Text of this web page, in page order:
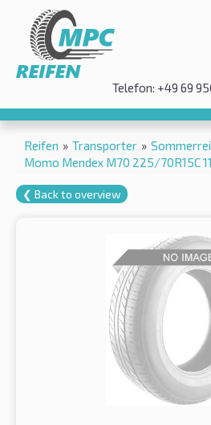
Telefon: +49 69
Reifen » Transporter »
Momo Mendex M70 225/70R15C
❮ Back to overview